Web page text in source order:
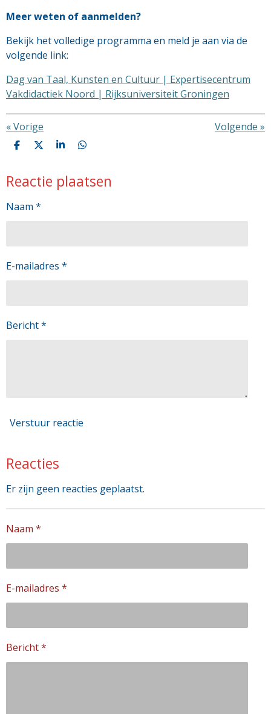
Meer weten of aanmelden?
Bekijk het volledige programma en meld je aan via de
volgende link:
Dag van Taal, Kunsten en Cultuur | Expertisecentrum
Vakdidactiek Noord | Rijksuniversiteit Groningen
«Vorige Volgende »
D
e
n
D
l
S
r
e
D
e
n
Reactie plaatsen
Naam *
E-mailadres *
Bericht *
Verstuur reactie
Reacties
Er zijn geen reacties geplaatst.
Naam *
E-mailadres *
Bericht *